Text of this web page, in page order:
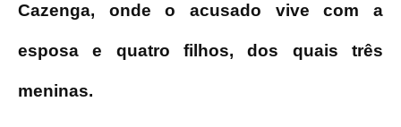
Cazenga, onde o acusado vive com a
esposa e quatro filhos, dos quais três
meninas.